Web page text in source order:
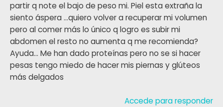
partir q note el bajo de peso mi. Piel esta extraña la
siento áspera …quiero volver a recuperar mi volumen
pero al comer más lo único q logro es subir mi
abdomen el resto no aumenta q me recomienda?
Ayuda… Me han dado proteínas pero no se si hacer
pesas tengo miedo de hacer mis piernas y glúteos
más delgados
Accede para responder